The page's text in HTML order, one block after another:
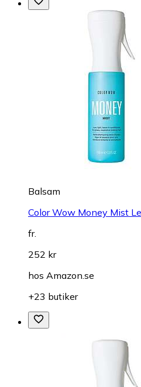
Balsam
Color Wow Money Mist
fr.
252 kr
hos Amazon.se
+23 butiker